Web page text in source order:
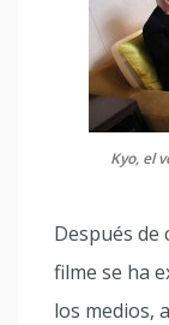
Kyo, el
Después de
filme se ha
los medios,